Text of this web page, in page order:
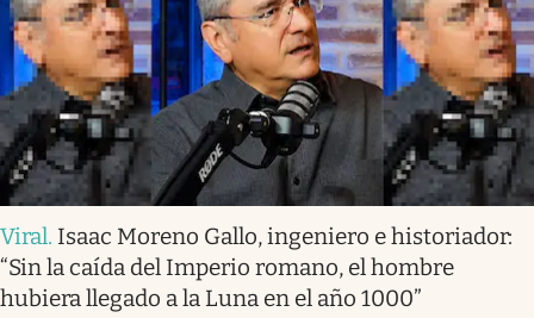
Viral. Isaac Moreno Gallo, ingeniero e historiador:
“Sin la caída del Imperio romano, el hombre
hubiera llegado a la Luna en el año 1000”